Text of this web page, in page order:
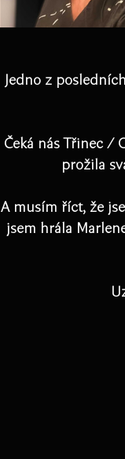
Jedno z
Čeká nás Třinec /
prožila
A musím říct, že
jsem hrála